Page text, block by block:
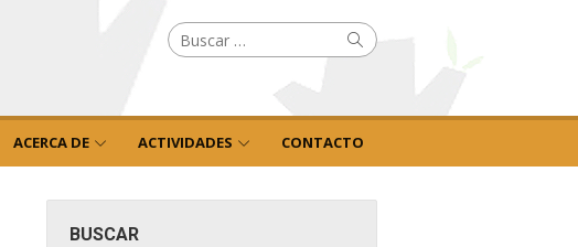
Buscar
por: Buscar
ACERCA DE ACTIVIDADES CONTACTO
BUSCAR